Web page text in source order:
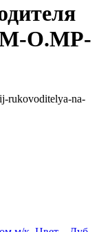
O.MP-
rukovoditelya-na-